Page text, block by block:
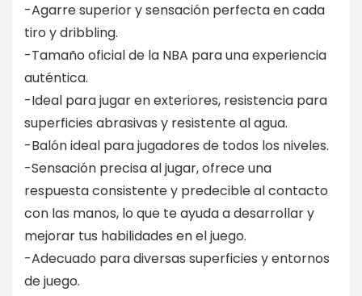
-Agarre superior y sensación perfecta en cada
tiro y dribbling.
-Tamaño oficial de la NBA para una experiencia
auténtica.
-Ideal para jugar en exteriores, resistencia para
superficies abrasivas y resistente al agua.
-Balón ideal para jugadores de todos los niveles.
-Sensación precisa al jugar, ofrece una
respuesta consistente y predecible al contacto
con las manos, lo que te ayuda a desarrollar y
mejorar tus habilidades en el juego.
-Adecuado para diversas superficies y entornos
de juego.